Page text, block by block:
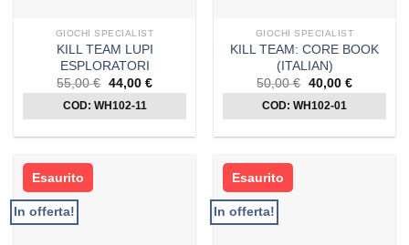
GIOCHI SPECIALIST
KILL TEAM LUPI
ESPLORATORI
55,00€ Il
prezzo
originale
era:
44,00 €Il
prezzo
è:
COD: WH102-11
GIOCHI SPECIALIST
KILL TEAM: CORE BOOK
(ITALIAN)
50,00€ Il
prezzo
originale
era:
40,00 €Il
prezzo
è:
COD: WH102-01
Esaurito
In offerta!
Esaurito
In offerta!